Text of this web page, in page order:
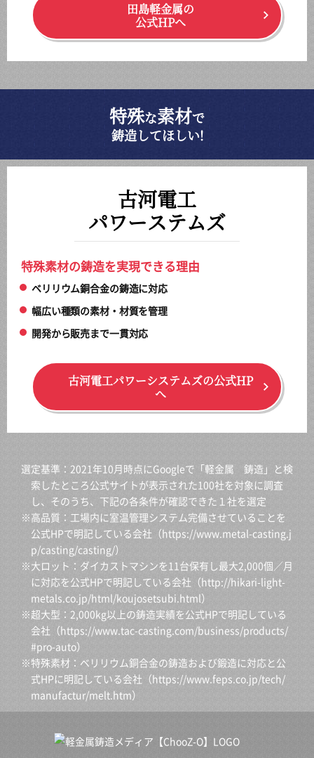
田島軽金属の
公式HPへ
特殊な素材で
鋳造してほしい!
古河電工
パワーステムズ
特殊素材の鋳造を実現できる理由
ベリリウム銅合金の鋳造に対応
幅広い種類の素材・材質を管理
開発から販売まで一貫対応
古河電工パワーシステムズの公式HP
へ
選定基準：2021年10月時点にGoogleで「軽金属 鋳造」と検
索したところ公式サイトが表示された100社を対象に調査
し、そのうち、下記の各条件が確認できた１社を選定
※高品質：工場内に室温管理システム完備させていることを
公式HPで明記している会社（https://www.metal-casting.j
p/casting/casting/）
※大ロット：ダイカストマシンを11台保有し最大2,000個／月
に対応を公式HPで明記している会社（http://hikari-light-
metals.co.jp/html/koujosetsubi.html）
※超大型：2,000kg以上の鋳造実績を公式HPで明記している
会社（https://www.tac-casting.com/business/products/
#pro-auto）
※特殊素材：ベリリウム銅合金の鋳造および鍛造に対応と公
式HPに明記している会社（https://www.feps.co.jp/tech/
manufactur/melt.htm）